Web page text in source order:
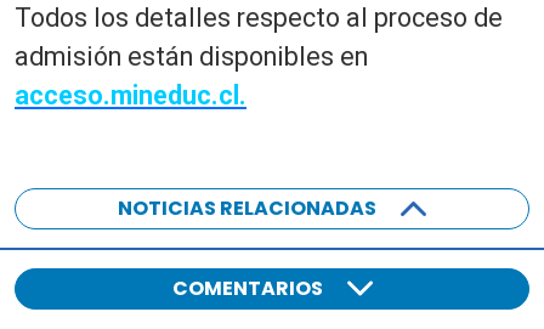
Todos los detalles respecto al proceso de
admisión están disponibles en
acceso.mineduc.cl.
NOTICIAS RELACIONADAS
COMENTARIOS